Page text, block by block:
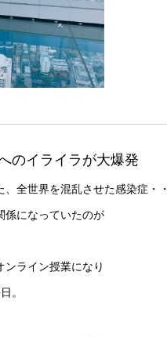
のイライラが大爆発
全世界を混乱させた感染症・・
係になっていたのが
ンライン授業になり
。